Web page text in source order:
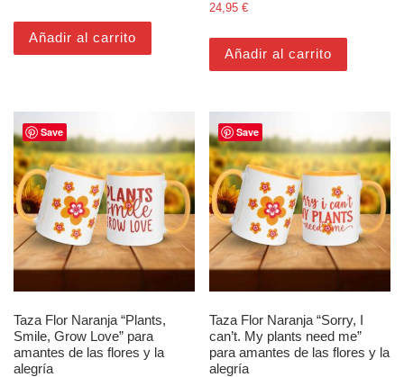
Añadir al carrito
24,95€
Añadir al carrito
Save
Taza Flor Naranja “Plants,
Smile, Grow Love” para
amantes de las flores y la
alegría
Save
Taza Flor Naranja “Sorry, I
can’t. My plants need me”
para amantes de las flores y la
alegría